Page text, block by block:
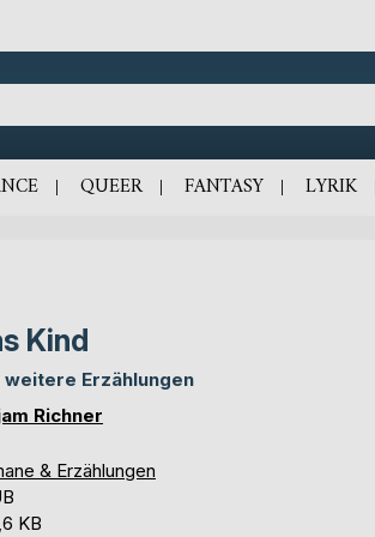
QUEER FANTASY LYRIK
Kind
weitere Erzählungen
Richner
& Erzählungen
KB